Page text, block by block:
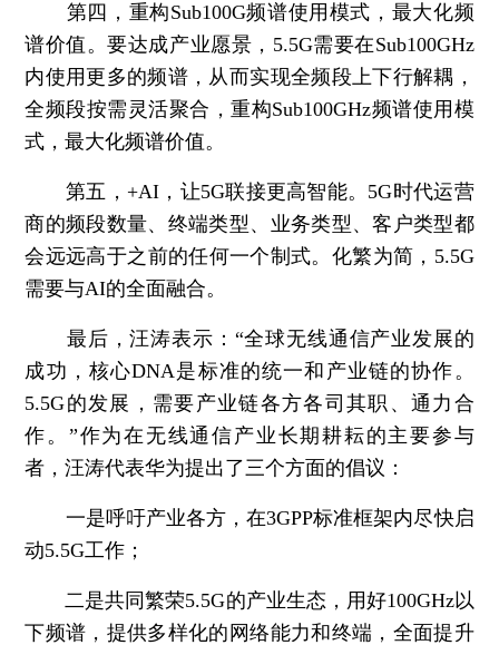
第四，重构Sub100G频谱使用模式，最大化频
谱价值。要达成产业愿景，5.5G需要在Sub100GHz
内使用更多的频谱，从而实现全频段上下行解耦，
全频段按需灵活聚合，重构Sub100GHz频谱使用模
式，最大化频谱价值。
第五，+AI，让5G联接更高智能。 5G时代运营
商的频段数量、终端类型、业务类型、客户类型都
会远远高于之前的任何一个制式。化繁为简，5.5G
需要与AI的全面融合。
最后，汪涛表示：“全球无线通信产业发展的
成功，核心DNA是标准的统一和产业链的协作。
5.5G的发展，需要产业链各方各司其职、通力合
作。”作为在无线通信产业长期耕耘的主要参与
者，汪涛代表华为提出了三个方面的倡议：
一是呼吁产业各方，在3GPP标准框架内尽快启
动5.5G工作；
二是共同繁荣5.5G的产业生态，用好100GHz以
下频谱，提供多样化的网络能力和终端，全面提升